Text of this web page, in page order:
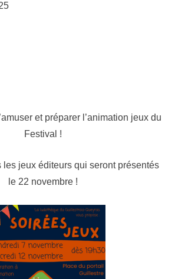
et préparer l’animation jeux du
Festival !
les jeux éditeurs qui seront présentés
le 22 novembre !